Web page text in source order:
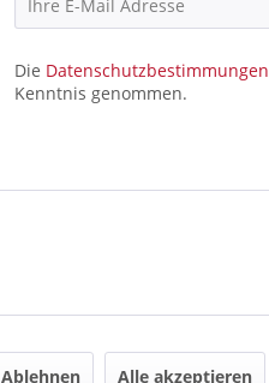
Die Datenschutzbestimmungen
Kenntnis genommen.
Ablehnen Alle akzeptieren